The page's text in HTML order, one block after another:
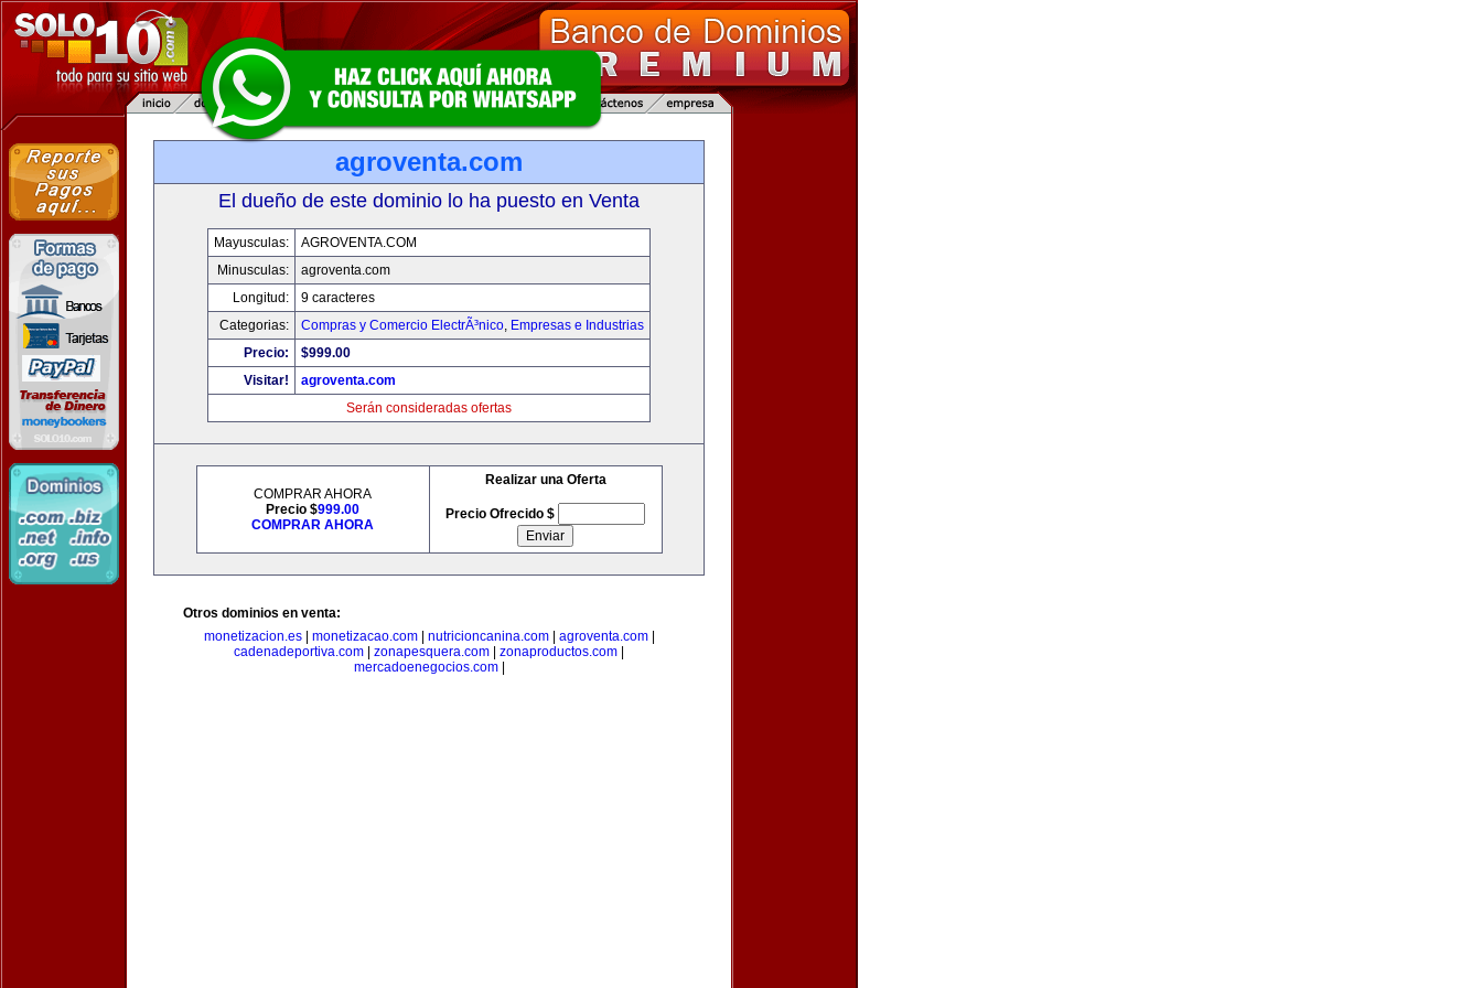
agroventa.com
El dueño de este dominio lo ha puesto en Venta
Mayusculas:
AGROVENTA.COM
Minusculas:
agroventa.com
Longitud:
9 caracteres
Categorias:
Compras y Comercio ElectrÃ³nico, Empresas e Industrias
Precio:
$999.00
Visitar!
agroventa.com
Serán consideradas ofertas
COMPRAR AHORA
Precio $999.00
COMPRAR AHORA
Realizar una Oferta
Precio Ofrecido $
Otros dominios en venta:
monetizacion.es| monetizacao.com| nutricioncanina.com| agroventa.com|
cadenadeportiva.com
zonapesquera.com zonaproductos.com
mercadoenegocios.com|